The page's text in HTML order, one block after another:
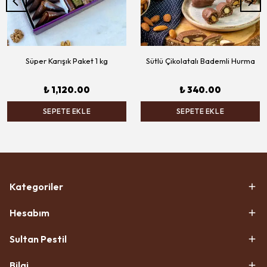
Süper Karışık Paket 1 kg
₺ 1,120.00
SEPETE EKLE
Sütlü Çikolatalı Bademli Hurma
₺ 340.00
SEPETE EKLE
Kategoriler
Hesabım
Sultan Pestil